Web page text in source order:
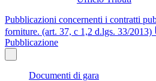
Pubblicazioni concernenti i contratti
forniture. (art. 37, c 1,2 d.lgs. 33/2013)
Pubblicazione
Documenti di gara